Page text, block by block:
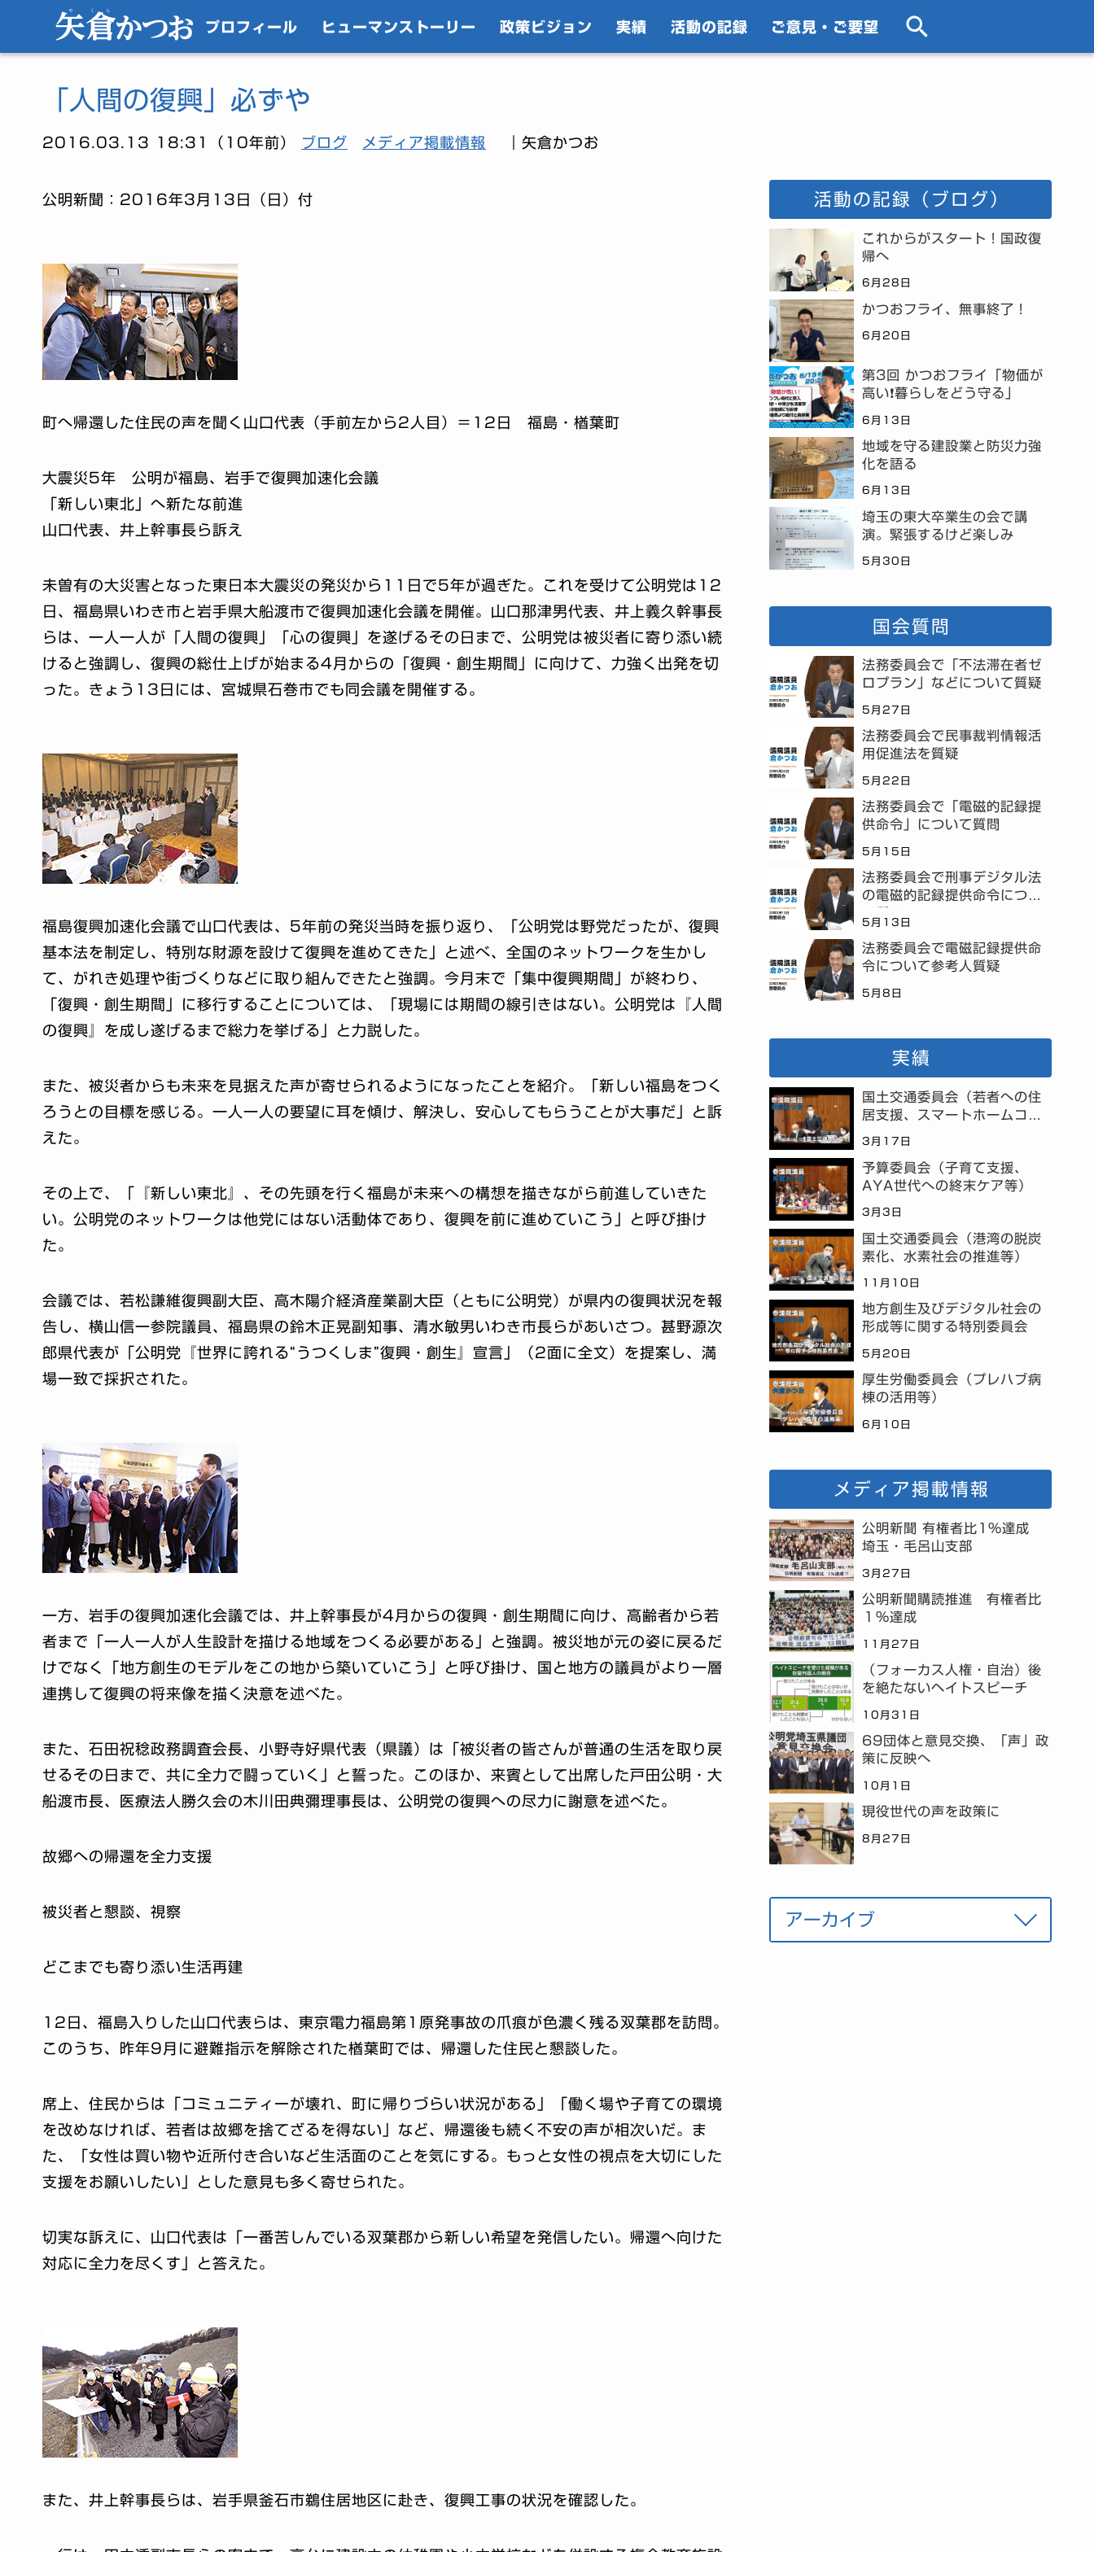
プロフィール ヒューマンストーリー 政策ビジョン 実績 活動の記録 ご意見・ご要望
「人間の復興」必ずや
2016.03.13 18:31（10年前） ブログ メディア掲載情報 ｜矢倉かつお
公明新聞：2016年3月13日（日）付
町へ帰還した住民の声を聞く山口代表（手前左から2人目）＝12日 福島・楢葉町
大震災5年 公明が福島、岩手で復興加速化会議
「新しい東北」へ新たな前進
山口代表、井上幹事長ら訴え
未曽有の大災害となった東日本大震災の発災から11日で5年が過ぎた。これを受けて公明党は12
日、福島県いわき市と岩手県大船渡市で復興加速化会議を開催。山口那津男代表、井上義久幹事長
らは、一人一人が「人間の復興」「心の復興」を遂げるその日まで、公明党は被災者に寄り添い続
けると強調し、復興の総仕上げが始まる4月からの「復興・創生期間」に向けて、力強く出発を切
った。きょう13日には、宮城県石巻市でも同会議を開催する。
福島復興加速化会議で山口代表は、5年前の発災当時を振り返り、「公明党は野党だったが、復興
基本法を制定し、特別な財源を設けて復興を進めてきた」と述べ、全国のネットワークを生かし
て、がれき処理や街づくりなどに取り組んできたと強調。今月末で「集中復興期間」が終わり、
「復興・創生期間」に移行することについては、「現場には期間の線引きはない。公明党は『人間
の復興』を成し遂げるまで総力を挙げる」と力説した。
また、被災者からも未来を見据えた声が寄せられるようになったことを紹介。「新しい福島をつく
ろうとの目標を感じる。一人一人の要望に耳を傾け、解決し、安心してもらうことが大事だ」と訴
えた。
その上で、「『新しい東北』、その先頭を行く福島が未来への構想を描きながら前進していきた
い。公明党のネットワークは他党にはない活動体であり、復興を前に進めていこう」と呼び掛け
た。
会議では、若松謙維復興副大臣、高木陽介経済産業副大臣（ともに公明党）が県内の復興状況を報
告し、横山信一参院議員、福島県の鈴木正晃副知事、清水敏男いわき市長らがあいさつ。甚野源次
郎県代表が「公明党『世界に誇れる“うつくしま”復興・創生』宣言」（2面に全文）を提案し、満
場一致で採択された。
一方、岩手の復興加速化会議では、井上幹事長が4月からの復興・創生期間に向け、高齢者から若
者まで「一人一人が人生設計を描ける地域をつくる必要がある」と強調。被災地が元の姿に戻るだ
けでなく「地方創生のモデルをこの地から築いていこう」と呼び掛け、国と地方の議員がより一層
連携して復興の将来像を描く決意を述べた。
また、石田祝稔政務調査会長、小野寺好県代表（県議）は「被災者の皆さんが普通の生活を取り戻
せるその日まで、共に全力で闘っていく」と誓った。このほか、来賓として出席した戸田公明・大
船渡市長、医療法人勝久会の木川田典彌理事長は、公明党の復興への尽力に謝意を述べた。
故郷への帰還を全力支援
被災者と懇談、視察
どこまでも寄り添い生活再建
12日、福島入りした山口代表らは、東京電力福島第1原発事故の爪痕が色濃く残る双葉郡を訪問。
このうち、昨年9月に避難指示を解除された楢葉町では、帰還した住民と懇談した。
席上、住民からは「コミュニティーが壊れ、町に帰りづらい状況がある」「働く場や子育ての環境
を改めなければ、若者は故郷を捨てざるを得ない」など、帰還後も続く不安の声が相次いだ。ま
た、「女性は買い物や近所付き合いなど生活面のことを気にする。もっと女性の視点を大切にした
支援をお願いしたい」とした意見も多く寄せられた。
切実な訴えに、山口代表は「一番苦しんでいる双葉郡から新しい希望を発信したい。帰還へ向けた
対応に全力を尽くす」と答えた。
また、井上幹事長らは、岩手県釜石市鵜住居地区に赴き、復興工事の状況を確認した。
活動の記録（ブログ）
これからがスタート！国政復
帰へ
6月28日
かつおフライ、無事終了！
6月20日
第3回 かつおフライ「物価が
高い❗暮らしをどう守る」
6月13日
地域を守る建設業と防災力強
化を語る
6月13日
埼玉の東大卒業生の会で講
演。緊張するけど楽しみ
5月30日
国会質問
法務委員会で「不法滞在者ゼ
ロプラン」などについて質疑
5月27日
法務委員会で民事裁判情報活
用促進法を質疑
5月22日
法務委員会で「電磁的記録提
供命令」について質問
5月15日
法務委員会で刑事デジタル法
の電磁的記録提供命令につい
5月13日
法務委員会で電磁記録提供命
令について参考人質疑
5月8日
実績
国土交通委員会（若者への住
居支援、スマートホームコミ
3月17日
予算委員会（子育て支援、
AYA世代への終末ケア等）
3月3日
国土交通委員会（港湾の脱炭
素化、水素社会の推進等）
11月10日
地方創生及びデジタル社会の
形成等に関する特別委員会
5月20日
厚生労働委員会（プレハブ病
棟の活用等）
6月10日
メディア掲載情報
公明新聞 有権者比1%達成
埼玉・毛呂山支部
3月27日
公明新聞購読推進 有権者比
１％達成
11月27日
（フォーカス人権・自治）後
を絶たないヘイトスピーチ
10月31日
69団体と意見交換、「声」政
策に反映へ
10月1日
現役世代の声を政策に
8月27日